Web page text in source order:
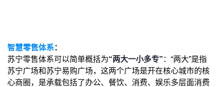
智慧零售体系：
苏宁零售体系可以简单概括为“两大一小多专” ：“两大”是指
苏宁广场和苏宁易购广场，这两个广场是开在核心城市的核
心商圈，是承载包括了办公、餐饮、消费、娱乐多层面消费